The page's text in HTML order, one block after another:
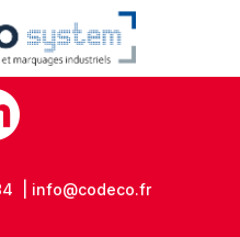
| info@codeco.fr